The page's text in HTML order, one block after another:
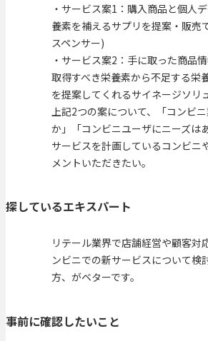
・サービス案1：購入商品と個人
養素を補えるサプリを提案・販売
スペンサー)
・サービス案2：手に取った商品
取得すべき栄養素から不足する栄
を提案してくれるサイネージソリ
上記2つの案について、「コンビ
か」「コンビニユーザにニーズは
サービスを計画しているコンビニ
メントいただきたい。
探しているエキスパート
リテール業界で店舗経営や顧客対
ンビニでの新サービスについて検
方、がベターです。
事前に確認したいこと